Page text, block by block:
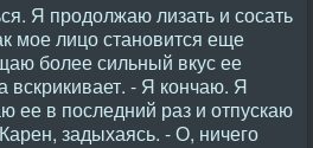
Я продолжаю лизать и сосать
мое лицо становится еще
более сильный вкус ее
вскрикивает. - Я кончаю. Я
в последний раз и отпускаю
задыхаясь. - О, ничего